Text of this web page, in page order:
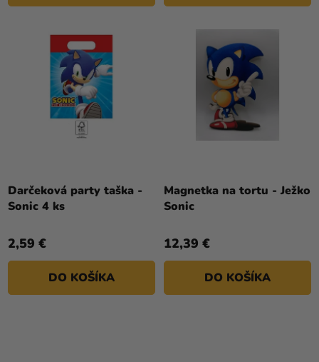
Darčeková party taška -
Sonic 4 ks
2,59 €
DO KOŠÍKA
Magnetka na tortu - Ježko
Sonic
12,39 €
DO KOŠÍKA